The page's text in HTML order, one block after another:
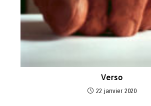
Verso
22 janvier 2020